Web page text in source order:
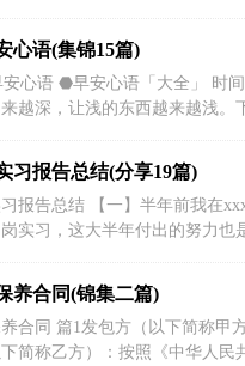
养方法是积极向上。3、女人才
的外表更好地展现你的内在魅
不仅仅是一种欲望，更是女人
只要以积极的心态去观...
心语(集锦15篇)
心语 ⬣早安心语「大全」 时
越深，让浅的东西越来越浅。
。 亲爱的该起床了，别睡了，
哈哈~~，我想你了，你想我吗?
片阳光披...
习报告总结(分享19篇)
报告总结 【一】半年前我在
实习，这大半年付出的努力也
是在学校学习的汽车检测与维修
司的第一天就被分配到了涂装
这是怎样的一个部门，将面临
，直到后来我可...
养合同(锦集二篇)
合同 篇1发包方（以下简称甲
简称乙方）：按照《中华人民